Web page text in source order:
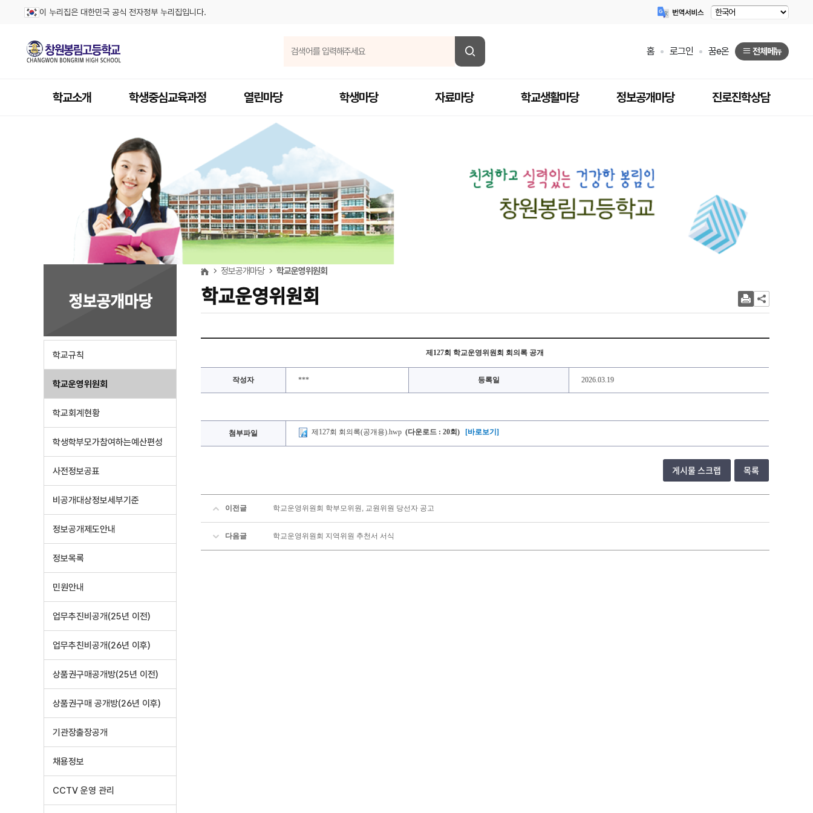
이 누리집은 대한민국 공식 전자정부 누리집입니다.
홈 로그인 꿈e온 전체메뉴
학교소개 학생중심교육과정 열린마당 학생마당 자료마당 학교생활마당 정보공개마당 진로진학상담
정보공개마당
학교규칙
학교운영위원회
학교회계현황
학생학부모가참여하는예산편성
사전정보공표
비공개대상정보세부기준
정보공개제도안내
정보목록
민원안내
업무추진비공개(25년 이전)
업무추친비공개(26년 이후)
상품권구매공개방(25년 이전)
상품권구매 공개방(26년 이후)
기관장출장공개
채용정보
CCTV 운영 관리
정보공개마당 학교운영위원회
학교운영위원회
제127회 학교운영위원회 회의록 공개
작성자 *** 등록일 2026.03.19
첨부파일 제127회 회의록(공개용).hwp (다운로드 : 20회) [바로보기]
게시물 스크랩 목록
이전글 학교운영위원회 학부모위원, 교원위원 당선자 공고
다음글 학교운영위원회 지역위원 추천서 서식